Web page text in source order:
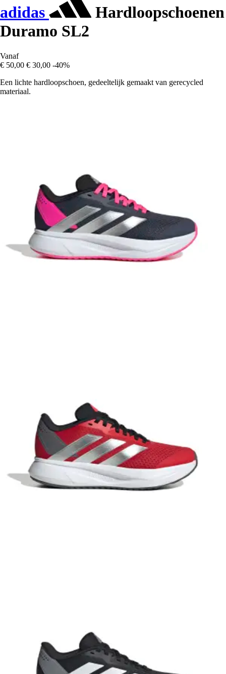
adidas
Hardloopschoenen
Duramo SL2
Vanaf
€ 50,00 € 30,00 -40%
Een lichte hardloopschoen, gedeeltelijk gemaakt van gerecycled
materiaal.